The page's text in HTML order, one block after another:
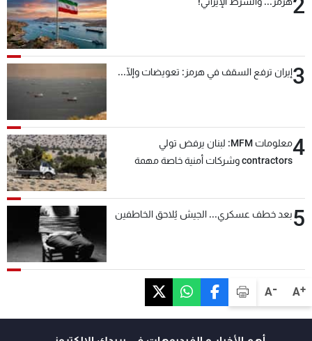
A+
A-
2
3إيران ترفع السقف في هرمز: تعويضات وإلّا...
4
معلومات MFM: لبنان يرفض تولي
contractors وشركات أمنية خاصة مهمة
5بعد خطف عسكري... الجيش يُلاحق الخاطفين